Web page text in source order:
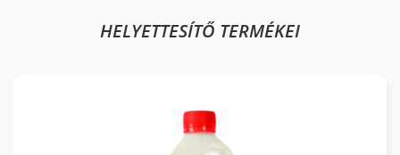
HELYETTESÍTŐ TERMÉKEI